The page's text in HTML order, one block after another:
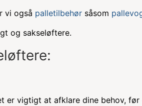
vi også palletilbehør såsom
og sakseløftere.
er vigtigt at afklare dine behov,